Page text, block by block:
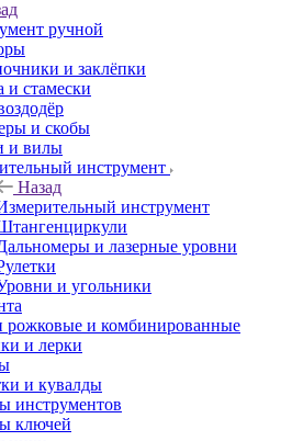
ручной
и заклёпки
и стамески
и скобы
и вилы
инструмент
Назад
инструмент
и лазерные уровни
и угольники
и комбинированные
и лерки
и кувалды
инструментов
ключей